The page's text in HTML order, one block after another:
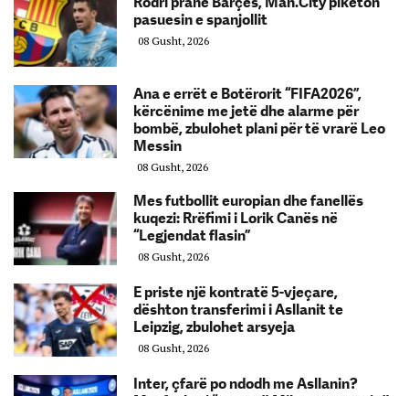
pasuesin e spanjollit
08 Gusht, 2026
Ana e errët e Botërorit “FIFA2026”,
kërcënime me jetë dhe alarme për
bombë, zbulohet plani për të vrarë Leo
Messin
08 Gusht, 2026
Mes futbollit europian dhe fanellës
kuqezi: Rrëfimi i Lorik Canës në
“Legjendat flasin”
08 Gusht, 2026
E priste një kontratë 5-vjeçare,
dështon transferimi i Asllanit te
Leipzig, zbulohet arsyeja
08 Gusht, 2026
Inter, çfarë po ndodh me Asllanin?